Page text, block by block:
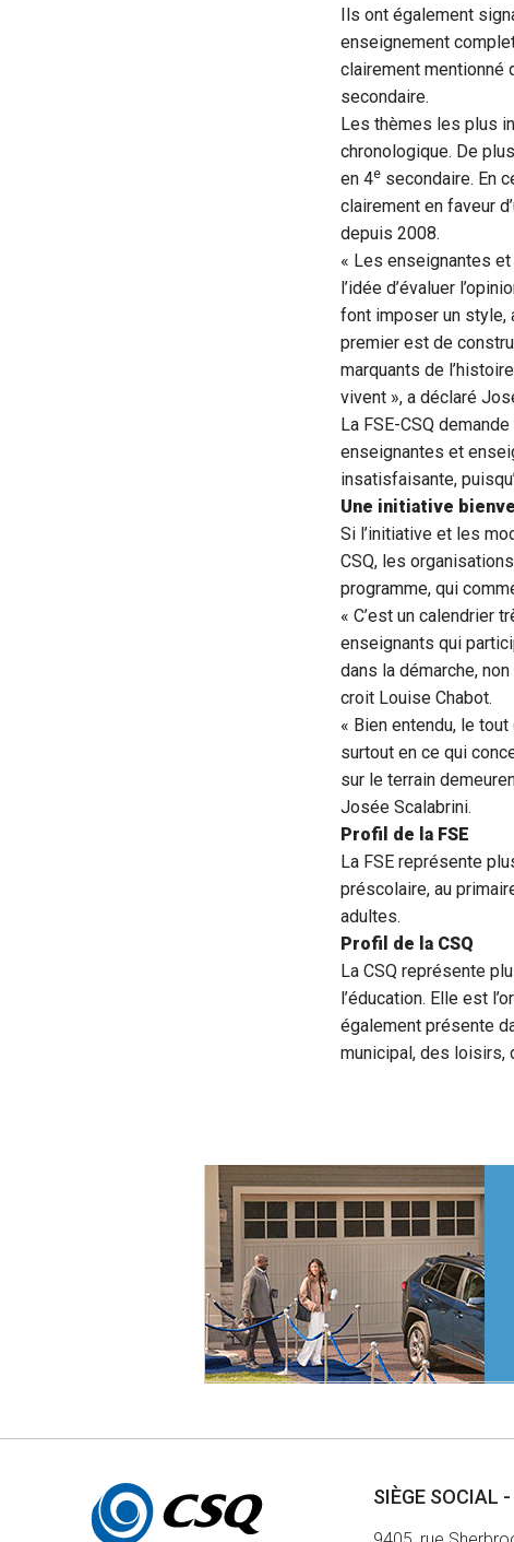
Ils ont également
enseignement
clairement mentionné
secondaire.
Les thèmes les plus
chronologique. De
en 4e secondaire. En
clairement en faveur
depuis 2008.
« Les enseignantes et
l’idée d’évaluer
font imposer un style,
premier est de
marquants de
vivent », a déclaré
La FSE-CSQ
enseignantes et
insatisfaisante,
Une initiative
Si l’initiative et les
CSQ, les
programme, qui
« C’est un calendrier
enseignants qui
dans la démarche,
croit Louise Chabot.
« Bien entendu, le
surtout en ce qui
sur le terrain
Josée Scalabrini.
Profil de la FSE
La FSE représente
préscolaire, au
adultes.
Profil de la CSQ
La CSQ représente
l’éducation. Elle est
également présente
municipal, des loisirs,
Autres
informations
SIÈGE SOCIAL